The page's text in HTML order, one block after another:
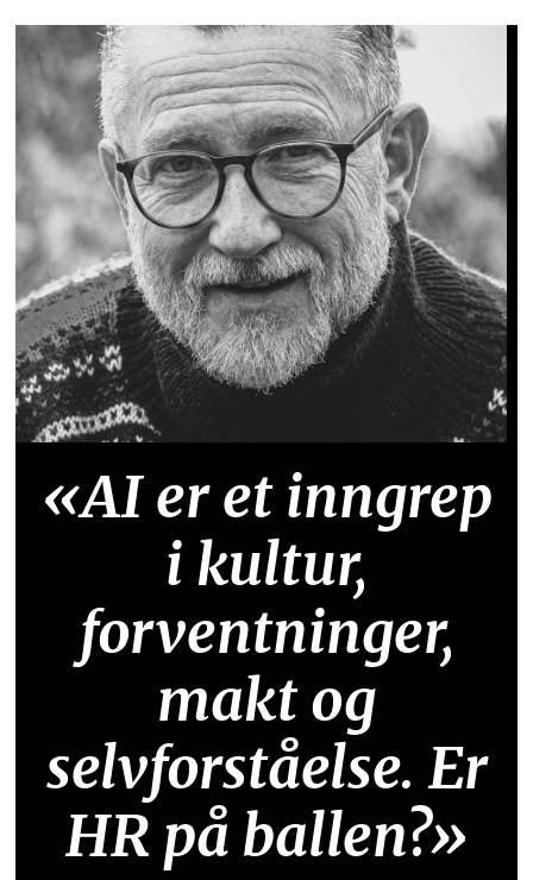
«AI er et inngrep
i kultur,
forventninger,
makt og
selvforståelse. Er
HR på ballen?»